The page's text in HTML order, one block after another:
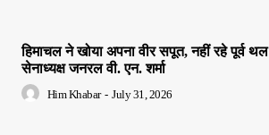
हिमाचल ने खोया अपना वीर सपूत, नहीं रहे पूर्व थल
सेनाध्यक्ष जनरल वी. एन. शर्मा
Him Khabar - July 31, 2026